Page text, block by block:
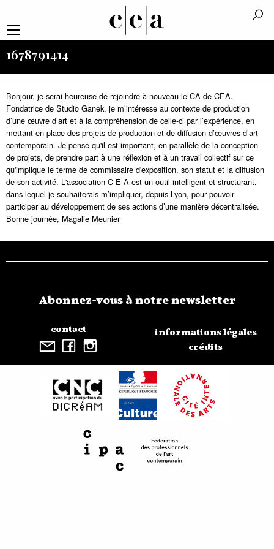
1678791414
Bonjour, je serai heureuse de rejoindre à nouveau le CA de CEA.
Fondatrice de Studio Ganek, je m’intéresse au contexte de production
d’une œuvre d’art et à la compréhension de celle-ci par l’expérience, en
mettant en place des projets de production et de diffusion d’œuvres d’art
contemporain. Je pense qu'il est important, en parallèle de la conception
de projets, de prendre part à une réflexion et à un travail collectif sur ce
qu'implique le terme de commissaire d'exposition, son statut et la diffusion
de son activité. L'association C-E-A est un outil intelligent et structurant,
dans lequel je souhaiterais m’impliquer, depuis Lyon, pour pouvoir
participer au développement de ses actions d’une manière décentralisée.
Bonne journée, Magalie Meunier
contact
Abonnez-vous à notre newsletter
informations légales
crédits